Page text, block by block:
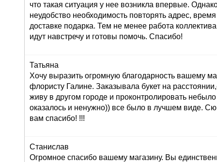
что такая ситуация у нее возникла впервые.
неудобство необходимость повторять адрес,
доставке подарка. Тем не менее работа
идут навстречу и готовы помочь. Спасибо!
Татьяна
Хочу выразить огромную благодарность вашему
флористу Галине. Заказывала букет на
живу в другом городе и проконтролировать
оказалось и ненужно)) все было в лучшем виде.
вам спасибо! !!!
Станислав
Огромное спасибо вашему магазину. Вы